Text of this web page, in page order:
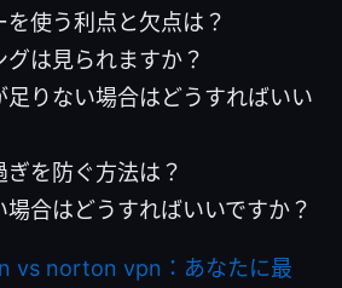
を使う利点と欠点は？
グは見られますか？
足りない場合はどうすればいい
を防ぐ方法は？
合はどうすればいいですか？
vs norton vpn：あなたに最